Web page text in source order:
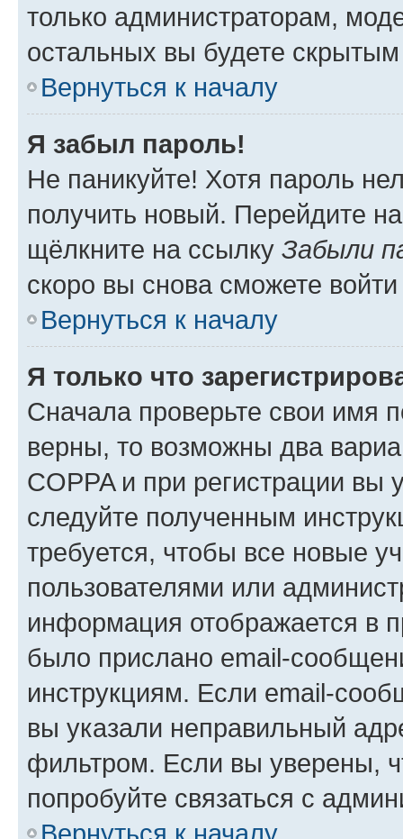
только администраторам,
остальных вы будете
Вернуться к началу
Я забыл пароль!
Не паникуйте! Хотя пароль
получить новый. Перейдите
щёлкните на ссылку Забыли
скоро вы снова сможете
Вернуться к началу
Я только что
Сначала проверьте свои имя
верны, то возможны два
COPPA и при регистрации вы
следуйте полученным
требуется, чтобы все новые
пользователями или
информация отображается в
было прислано email-
инструкциям. Если email-
вы указали неправильный
фильтром. Если вы уверены,
попробуйте связаться с
Вернуться к началу